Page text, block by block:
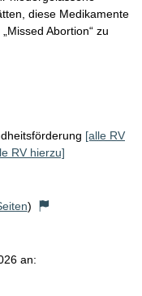
diese Medikamente
Abortion“ zu
[alle RV
RV hierzu]
)
an: